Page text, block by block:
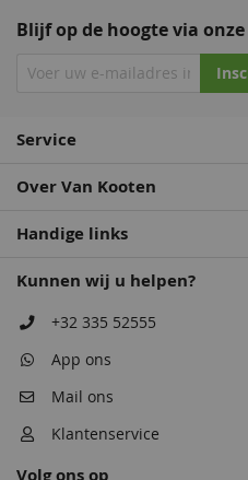
Blijf op de hoogte via
Service
Over Van Kooten
Handige links
Kunnen wij u helpen?
+32 335 52555
App ons
Mail ons
Klantenservice